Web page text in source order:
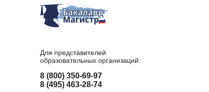
Для представителей
образовательных организаций:
8 (800) 350-69-97
8 (495) 463-28-74